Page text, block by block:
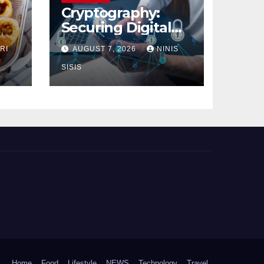
Cryptography:
Securing Digital
Communication
AUGUST 7, 2026 NINIS
SISIS